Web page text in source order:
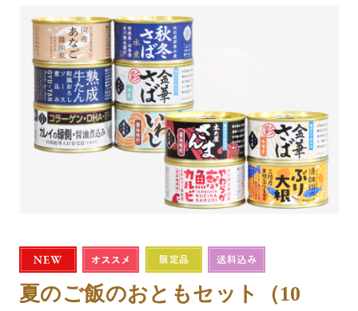
夏のご飯のおともセット（10